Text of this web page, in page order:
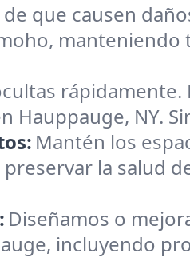
que causen
rápidamente.
NY.
Mantén los
la salud
Diseñamos o
incluyendo